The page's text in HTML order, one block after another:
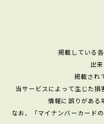
掲載している
出
掲載され
当サービスによって生じた損
情報に誤りがある
なお、「マイナンバーカード